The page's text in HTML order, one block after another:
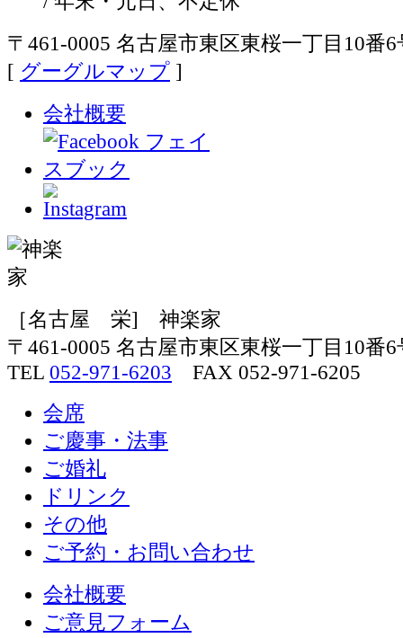
〒461-0005 名古屋市東区東桜一丁目10番6
[ グーグルマップ ]
会社概要
［名古屋 栄] 神楽家
〒461-0005 名古屋市東区東桜一丁目10番6
TEL 052-971-6203 FAX 052-971-6205
会席
ご慶事・法事
ご婚礼
ドリンク
その他
ご予約・お問い合わせ
会社概要
ご意見フォーム